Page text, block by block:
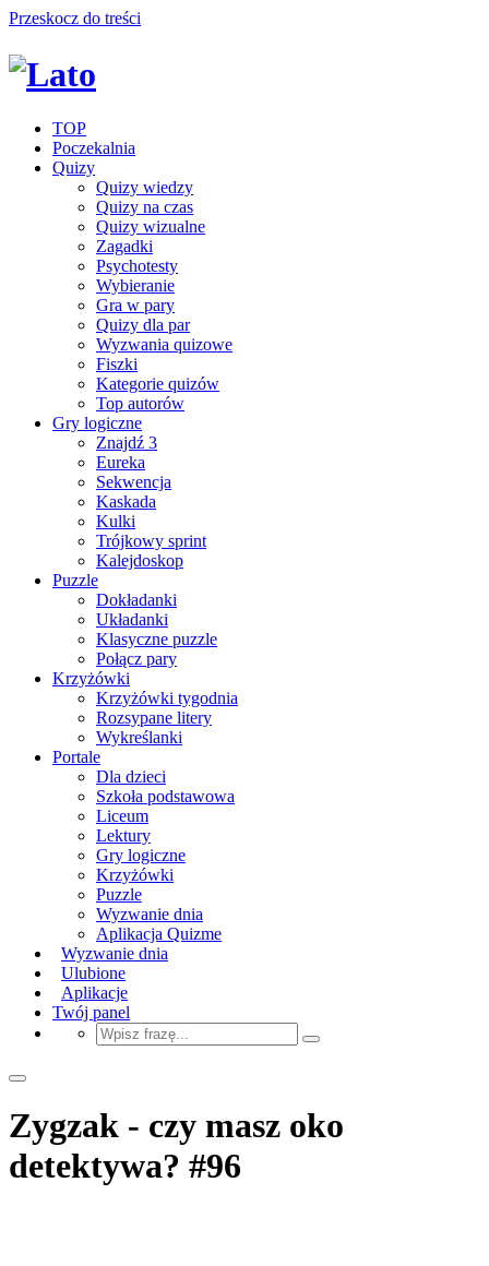
Przeskocz do treści
TOP
Poczekalnia
Quizy
Quizy wiedzy
Quizy na czas
Quizy wizualne
Zagadki
Psychotesty
Wybieranie
Gra w pary
Quizy dla par
Wyzwania quizowe
Fiszki
Kategorie quizów
Top autorów
Gry logiczne
Znajdź 3
Eureka
Sekwencja
Kaskada
Kulki
Trójkowy sprint
Kalejdoskop
Puzzle
Dokładanki
Układanki
Klasyczne puzzle
Połącz pary
Krzyżówki
Krzyżówki tygodnia
Rozsypane litery
Wykreślanki
Portale
Dla dzieci
Szkoła podstawowa
Liceum
Lektury
Gry logiczne
Krzyżówki
Puzzle
Wyzwanie dnia
Aplikacja Quizme
Wyzwanie dnia
Ulubione
Aplikacje
Twój panel
Zygzak - czy masz oko
detektywa? #96